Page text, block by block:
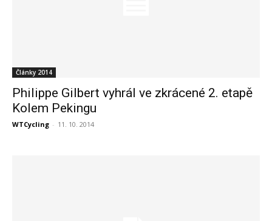
Články 2014
Philippe Gilbert vyhrál ve zkrácené 2. etapě
Kolem Pekingu
WTCycling - 11. 10. 2014